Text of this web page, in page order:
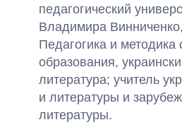
педагогический
Владимира
Педагогика и методика
образования,
литература; учитель
и литературы и
литературы.